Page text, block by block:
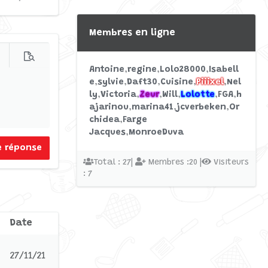
d'options…
Prévisualisation
réponse
Date
27/11/21
Membres en ligne
Antoine regine Lolo28000 Isabell
e sylvie Daft30 Cuisine Piiixel Nel
ly Victoria Zeur Will Lolotte FGA h
ajarinou marina41 jcverbeken Or
chidea Farge
Jacques MonroeDuva
Total : 27| Membres :20 |
Visiteurs
: 7